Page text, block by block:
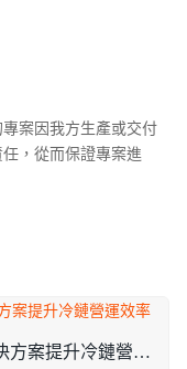
案因我方生產或交付
，從而保證專案進
方案提升冷鏈營運